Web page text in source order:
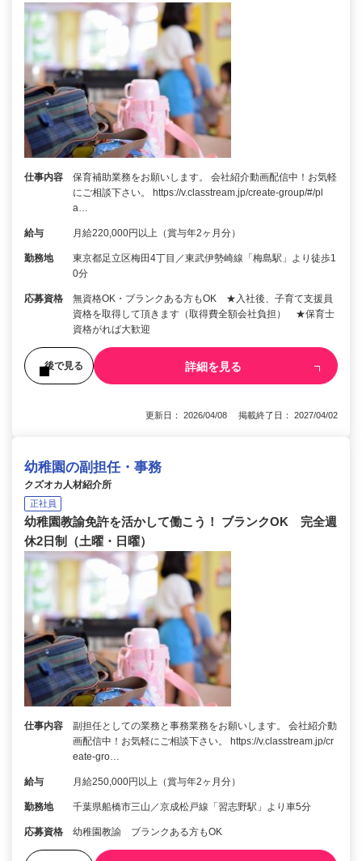
仕事内容
保育補助業務をお願いします。 会社紹介動画配信中！お気軽
にご相談下さい。 https://v.classtream.jp/create-group/#/pl
a…
給与 月給220,000円以上（賞与年2ヶ月分）
勤務地
東京都足立区梅田4丁目／東武伊勢崎線「梅島駅」より徒歩1
0分
応募資格
無資格OK・ブランクある方もOK ★入社後、子育て支援員
資格を取得して頂きます（取得費全額会社負担） ★保育士
資格がれば大歓迎
後で見る 詳細を見る
更新日： 2026/04/08 掲載終了日： 2027/04/02
幼稚園の副担任・事務
クズオカ人材紹介所
正社員
幼稚園教諭免許を活かして働こう！ ブランクOK 完全週
休2日制（土曜・日曜）
仕事内容
副担任としての業務と事務業務をお願いします。 会社紹介動
画配信中！お気軽にご相談下さい。 https://v.classtream.jp/cr
eate-gro…
給与 月給250,000円以上（賞与年2ヶ月分）
勤務地 千葉県船橋市三山／京成松戸線「習志野駅」より車5分
応募資格 幼稚園教諭 ブランクある方もOK